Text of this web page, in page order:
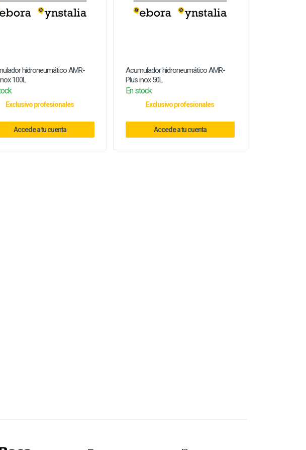
hidroneumático AMR-
100L
Exclusivo profesionales
Accede a tu cuenta
Acumulador hidroneumático AMR-
Plus inox 50L
En stock
Exclusivo profesionales
Accede a tu cuenta